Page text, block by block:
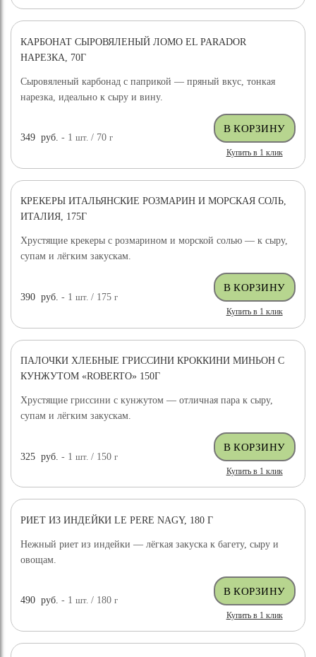
КАРБОНАТ СЫРОВЯЛЕНЫЙ ЛОМО EL PARADOR
НАРЕЗКА, 70Г
Сыровяленый карбонад с паприкой — пряный вкус, тонкая
нарезка, идеально к сыру и вину.
349 руб. - 1шт. / 70г
Купить в 1 клик
КРЕКЕРЫ ИТАЛЬЯНСКИЕ РОЗМАРИН И МОРСКАЯ СОЛЬ,
ИТАЛИЯ, 175Г
Хрустящие крекеры с розмарином и морской солью — к сыру,
супам и лёгким закускам.
390 руб. - 1шт. / 175г
Купить в 1 клик
ПАЛОЧКИ ХЛЕБНЫЕ ГРИССИНИ КРОККИНИ МИНЬОН С
КУНЖУТОМ «ROBERTO» 150Г
Хрустящие гриссини с кунжутом — отличная пара к сыру,
супам и лёгким закускам.
325 руб. - 1шт. / 150г
Купить в 1 клик
РИЕТ ИЗ ИНДЕЙКИ LE PERE NAGY, 180 Г
Нежный риет из индейки — лёгкая закуска к багету, сыру и
овощам.
490 руб. - 1шт. / 180г
Купить в 1 клик